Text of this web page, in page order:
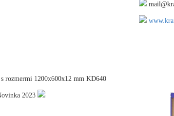
rozmermi 1200x600x12 mm KD640
2023